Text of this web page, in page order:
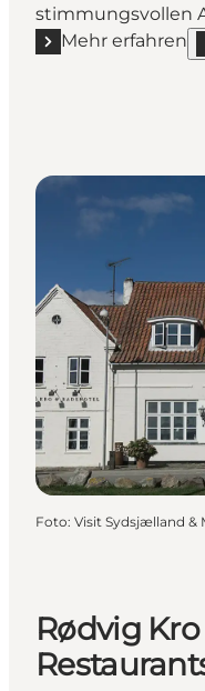
stimmungsvollen
Mehr erfahren
Mehr erfahren
Foto: Visit Sydsjælland &
Rødvig